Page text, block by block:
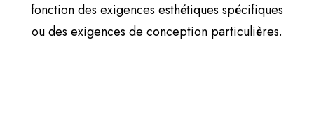
fonction des exigences esthétiques spécifiques
ou des exigences de conception particulières.